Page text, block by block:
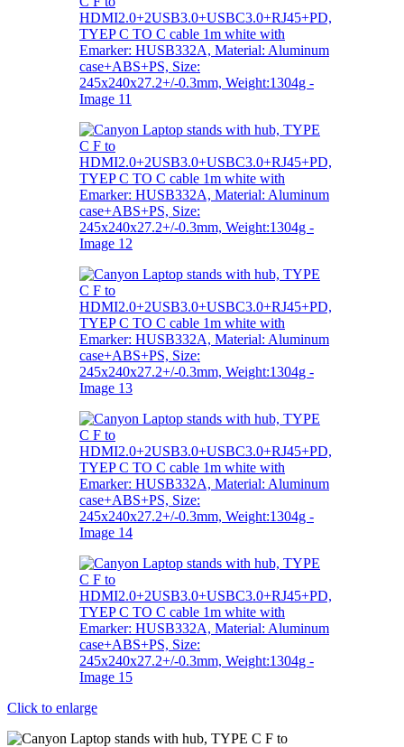
Click to enlarge